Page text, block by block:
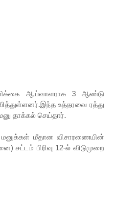
தணிக்கை ஆய்வாளராக 3 ஆண்டு
உத்தரவை ரத்து
தாக்கல் செய்தார்.
மீதான விசாரணையின்
சட்டம் பிரிவு 12-ல் விடுமுறை